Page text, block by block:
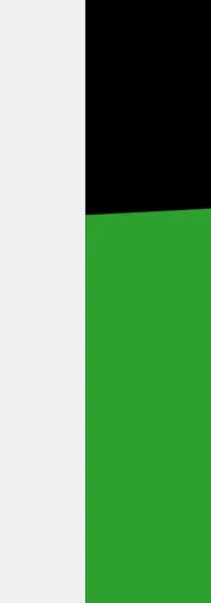
Spanish